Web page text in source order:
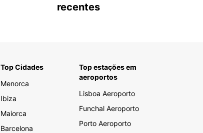
recentes
Top Cidades
Menorca
Ibiza
Maiorca
Barcelona
Top estações em
aeroportos
Lisboa Aeroporto
Funchal Aeroporto
Porto Aeroporto